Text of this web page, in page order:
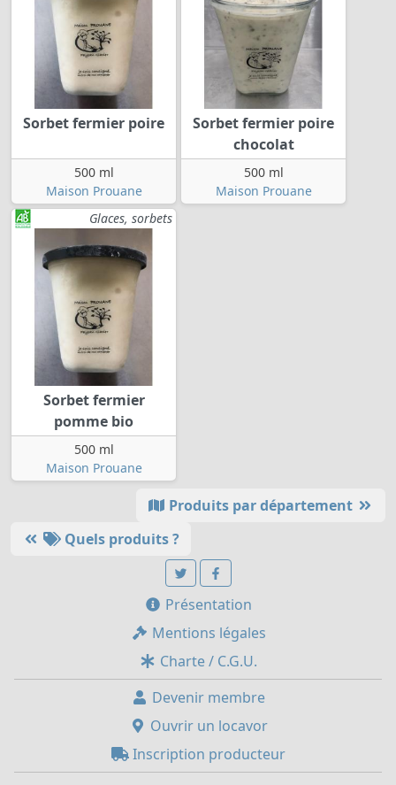
Sorbet fermier poire
500 ml
Maison Prouane
Sorbet fermier poire
chocolat
500 ml
Maison Prouane
Glaces, sorbets
Sorbet fermier
pomme bio
500 ml
Maison Prouane
Produits par département
Quels produits ?
Présentation
Mentions légales
Charte / C.G.U.
Devenir membre
Ouvrir un locavor
Inscription producteur